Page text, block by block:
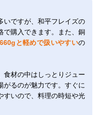
いですが、和平フレイズの
で購入できます。また、銅
と軽めで扱いやすいの
食材の中はしっとりジュー
がるのが魅力です。すぐに
すいので、料理の時短や光